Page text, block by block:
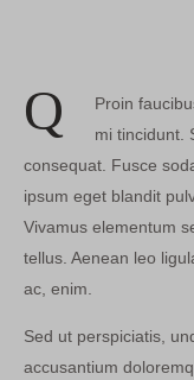
Q
Proin
mi tincidunt.
consequat. Fusce
ipsum eget blandit
Vivamus elementum
tellus. Aenean leo
ac, enim.
Sed ut perspiciatis,
accusantium